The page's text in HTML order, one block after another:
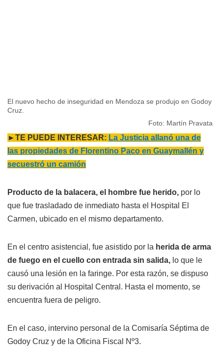
El nuevo hecho de inseguridad en Mendoza se produjo en Godoy
Cruz.
Foto: Martín Pravata
►TE PUEDE INTERESAR: La Justicia allanó una de
las propiedades de Florentino Paco en Guaymallén y
secuestró un camión
Producto de la balacera, el hombre fue herido, por lo
que fue trasladado de inmediato hasta el Hospital El
Carmen, ubicado en el mismo departamento.
En el centro asistencial, fue asistido por la herida de arma
de fuego en el cuello con entrada sin salida, lo que le
causó una lesión en la faringe. Por esta razón, se dispuso
su derivación al Hospital Central. Hasta el momento, se
encuentra fuera de peligro.
En el caso, intervino personal de la Comisaría Séptima de
Godoy Cruz y de la Oficina Fiscal Nº3.